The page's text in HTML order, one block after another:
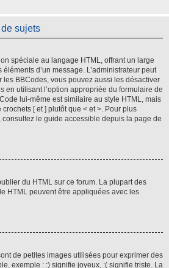
sujets
spéciale au langage HTML, offrant un large
d’un message. L’administrateur peut
BBCodes, vous pouvez aussi les désactiver
en utilisant l’option appropriée du formulaire de
lui-même est similaire au style HTML, mais
[ et ] plutôt que < et >. Pour plus
consultez le guide accessible depuis la page de
du HTML sur ce forum. La plupart des
HTML peuvent être appliquées avec les
de petites images utilisées pour exprimer des
exemple : :) signifie joyeux, :( signifie triste. La